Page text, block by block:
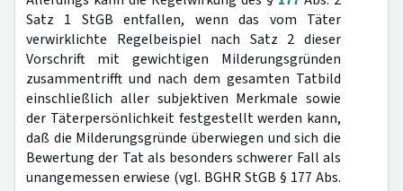
Satz 1 StGB entfallen, wenn das vom Täter
verwirklichte Regelbeispiel nach Satz 2 dieser
Vorschrift mit gewichtigen Milderungsgründen
zusammentrifft und nach dem gesamten Tatbild
einschließlich aller subjektiven Merkmale sowie
der Täterpersönlichkeit festgestellt werden kann,
daß die Milderungsgründe überwiegen und sich die
Bewertung der Tat als besonders schwerer Fall als
unangemessen erwiese (vgl. BGHR StGB § 177 Abs.